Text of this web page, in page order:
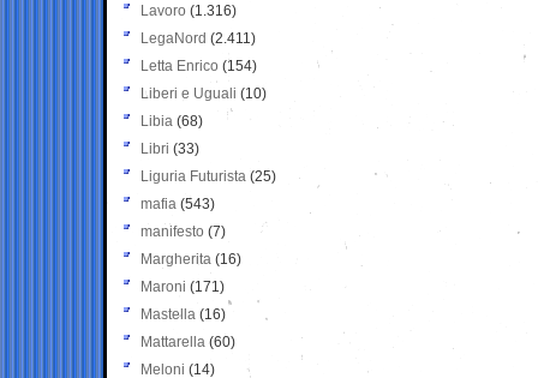
Lavoro (1.316)
LegaNord (2.411)
Letta Enrico (154)
Liberi e Uguali (10)
Libia (68)
Libri (33)
Liguria Futurista (25)
mafia (543)
manifesto (7)
Margherita (16)
Maroni (171)
Mastella (16)
Mattarella (60)
Meloni (14)